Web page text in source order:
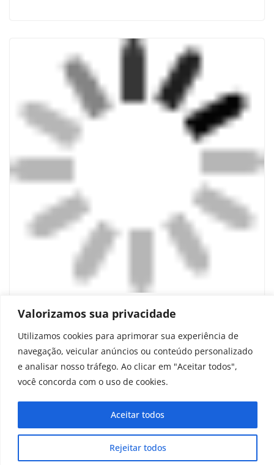
Valorizamos sua privacidade
Utilizamos cookies para aprimorar sua experiência de
navegação, veicular anúncios ou conteúdo personalizado
e analisar nosso tráfego. Ao clicar em "Aceitar todos",
você concorda com o uso de cookies.
Rejeitar todos
Aceitar todos
Pequena estatueta pode ser o retrato
mais antigo de um viking
setembro 2, 2025
Copyright © 2025 - 2026curiosidadesonline.com.br